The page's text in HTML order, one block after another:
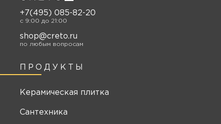
ПРОДУКТЫ
Керамическая плитка
Сантехника
+7(495) 085-82-20
c 9:00 до 21:00
shop@creto.ru
по любым вопросам